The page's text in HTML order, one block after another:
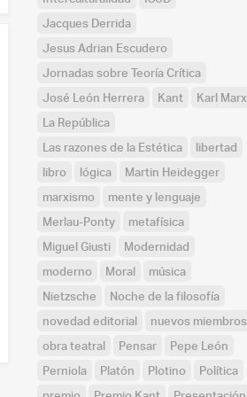
Jacques Derrida
Jesus Adrian Escudero
Jornadas sobre Teoría Crítica
José León Herrera
Kant
Karl Marx
La República
Las razones de la Estética
libertad
libro
lógica
Martin Heidegger
marxismo
mente y lenguaje
Merlau-Ponty
metafísica
Miguel Giusti
Modernidad
moderno
Moral
música
Nietzsche
Noche de la filosofía
novedad editorial
nuevos miembros
obra teatral
Pensar
Pepe León
Perniola
Platón Plotino
Política